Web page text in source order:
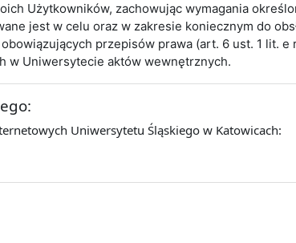
Użytkowników, zachowując wymagania
jest w celu oraz w zakresie koniecznym do
przepisów prawa (art. 6 ust. 1 lit.
w Uniwersytecie aktów wewnętrznych.
Uniwersytetu Śląskiego w Katowicach: